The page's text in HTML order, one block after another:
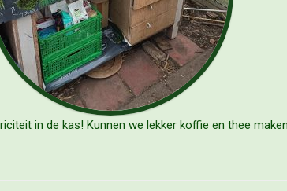
in de kas! Kunnen we lekker koffie en thee maken